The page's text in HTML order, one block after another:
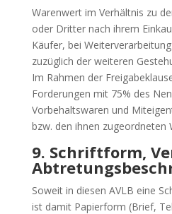
Warenwert im Verhältnis zu
oder Dritter nach ihrem
Käufer, bei
zuzüglich der weiteren
Im Rahmen der
Forderungen mit 75% des
Vorbehaltswaren und
bzw. den ihnen zugeordneten
9. Schriftform,
Soweit in diesen AVLB eine
ist damit Papierform (Brief,